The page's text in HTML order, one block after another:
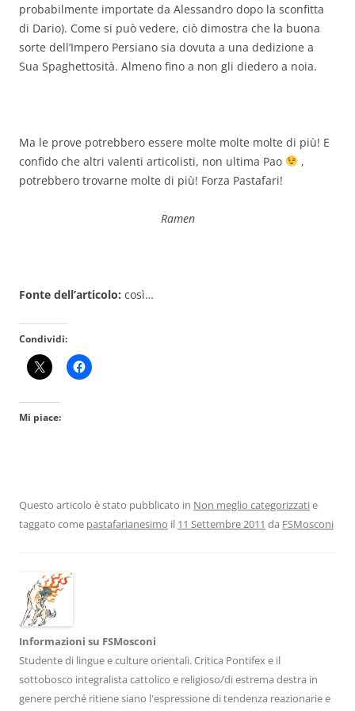
probabilmente importate da Alessandro dopo la sconfitta
di Dario). Come si può vedere, ciò dimostra che la buona
sorte dell’Impero Persiano sia dovuta a una dedizione a
Sua Spaghettosità. Almeno fino a non gli diedero a noia.
Ma le prove potrebbero essere molte molte molte di più! E
confido che altri valenti articolisti, non ultima Pao
,
potrebbero trovarne molte di più! Forza Pastafari!
Ramen
Fonte dell’articolo: così…
Condividi:
Mi piace:
Questo articolo è stato pubblicato in Non meglio categorizzatie
taggato come pastafarianesimo il 11 Settembre 2011 da FSMosconi
Informazioni su FSMosconi
Studente di lingue e culture orientali. Critica Pontifex e il
sottobosco integralista cattolico e religioso/di estrema destra in
genere perché ritiene siano l'espressione di tendenza reazionarie e